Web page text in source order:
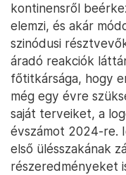
kontinensről
elemzi, és akár
szinódusi
áradó reakciók
főtitkársága, hogy
még egy évre
saját terveiket, a
évszámot 2024-re.
első ülésszakának
részeredményeket